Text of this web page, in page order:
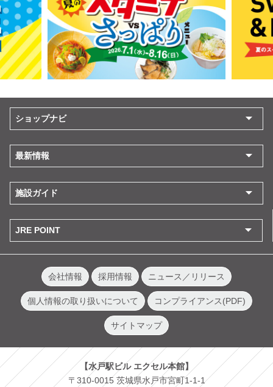
ショップナビ
最新情報
施設ガイド
JRE POINT
会社情報 採用情報 ニュース／リリース
個人情報の取り扱いについて コンプライアンス(PDF)
サイトマップ
【水戸駅ビル エクセル本館】
〒310-0015 茨城県水戸市宮町1-1-1